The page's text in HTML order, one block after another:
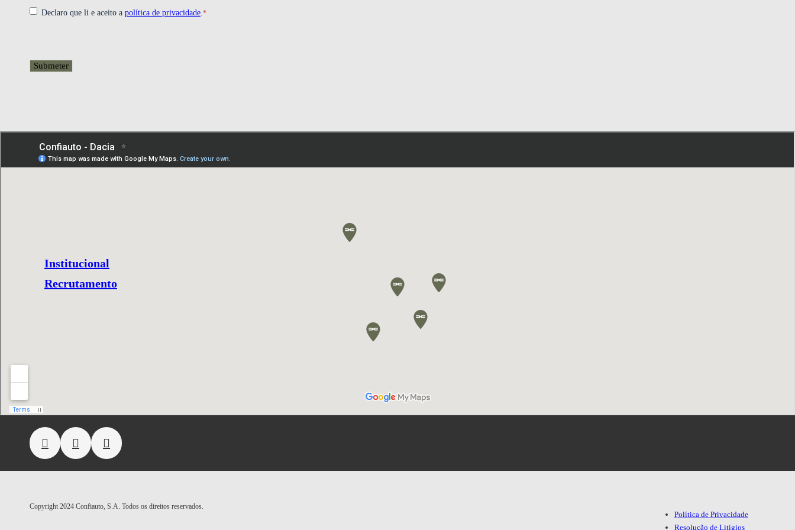
Consentimento
Declaro que li e aceito a política de privacidade.*
Institucional
Recrutamento
Copyright 2024 Confiauto, S.A. Todos os direitos reservados.
Política de Privacidade
Resolução de Litígios